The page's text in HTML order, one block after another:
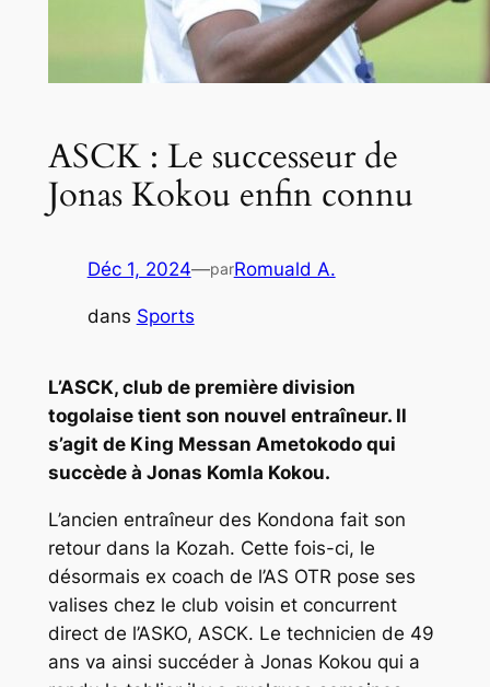
ASCK : Le successeur de
Jonas Kokou enfin connu
Déc 1, 2024—parRomuald A.
dans Sports
L’ASCK, club de première division
togolaise tient son nouvel entraîneur. Il
s’agit de King Messan Ametokodo qui
succède à Jonas Komla Kokou.
L’ancien entraîneur des Kondona fait son
retour dans la Kozah. Cette fois-ci, le
désormais ex coach de l’AS OTR pose ses
valises chez le club voisin et concurrent
direct de l’ASKO, ASCK. Le technicien de 49
ans va ainsi succéder à Jonas Kokou qui a